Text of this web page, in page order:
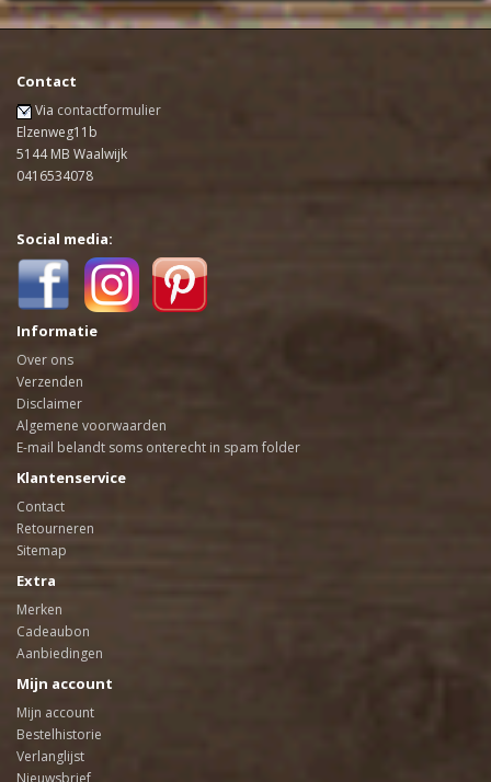
Contact
Via contactformulier
Elzenweg11b
5144 MB Waalwijk
0416534078
Social media:
Informatie
Over ons
Verzenden
Disclaimer
Algemene voorwaarden
E-mail belandt soms onterecht in spam folder
Klantenservice
Contact
Retourneren
Sitemap
Extra
Merken
Cadeaubon
Aanbiedingen
Mijn account
Mijn account
Bestelhistorie
Verlanglijst
Nieuwsbrief